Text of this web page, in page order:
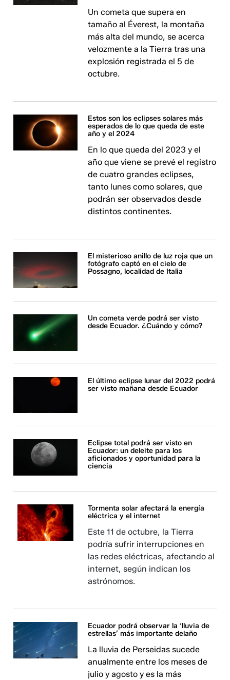
Un cometa que supera en
tamaño al Éverest, la montaña
más alta del mundo, se acerca
velozmente a la Tierra tras una
explosión registrada el 5 de
octubre.
Estos son los eclipses solares más
esperados de lo que queda de este
año y el 2024
En lo que queda del 2023 y el
año que viene se prevé el registro
de cuatro grandes eclipses,
tanto lunes como solares, que
podrán ser observados desde
distintos continentes.
El misterioso anillo de luz roja que un
fotógrafo captó en el cielo de
Possagno, localidad de Italia
Un cometa verde podrá ser visto
desde Ecuador. ¿Cuándo y cómo?
El último eclipse lunar del 2022 podrá
ser visto mañana desde Ecuador
Eclipse total podrá ser visto en
Ecuador: un deleite para los
aficionados y oportunidad para la
ciencia
Tormenta solar afectará la energía
eléctrica y el internet
Este 11 de octubre, la Tierra
podría sufrir interrupciones en
las redes eléctricas, afectando al
internet, según indican los
astrónomos.
Ecuador podrá observar la ‘lluvia de
estrellas’ más importante delaño
La lluvia de Perseidas sucede
anualmente entre los meses de
julio y agosto y es la más